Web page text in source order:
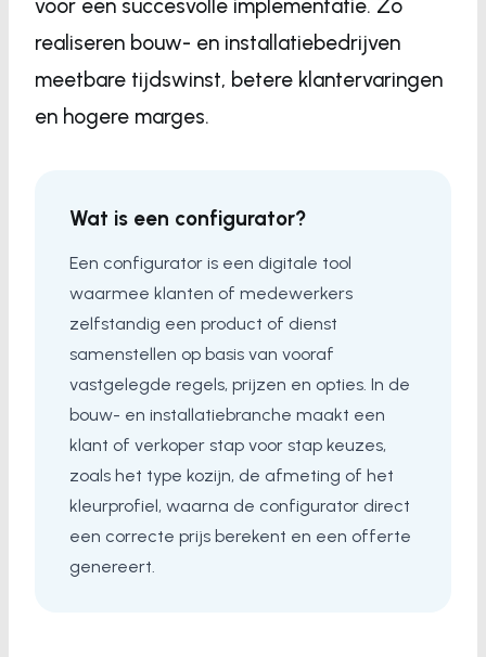
voor een succesvolle implementatie. Zo
realiseren bouw- en installatiebedrijven
meetbare tijdswinst, betere klantervaringen
en hogere marges.
Wat is een configurator?
Een configurator is een digitale tool
waarmee klanten of medewerkers
zelfstandig een product of dienst
samenstellen op basis van vooraf
vastgelegde regels, prijzen en opties. In de
bouw- en installatiebranche maakt een
klant of verkoper stap voor stap keuzes,
zoals het type kozijn, de afmeting of het
kleurprofiel, waarna de configurator direct
een correcte prijs berekent en een offerte
genereert.